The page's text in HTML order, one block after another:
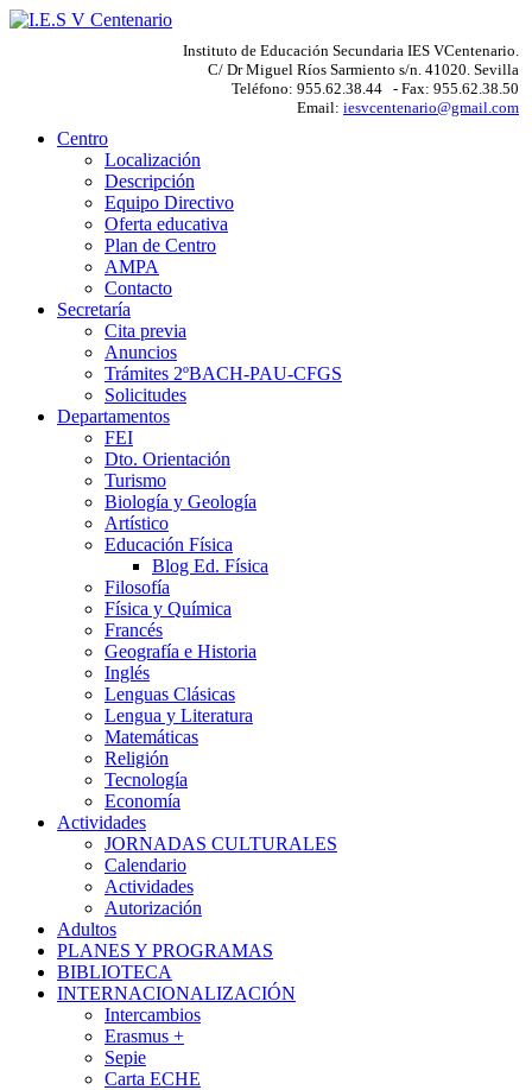
Instituto de Educación Secundaria IES VCentenario.
C/ Dr Miguel Ríos Sarmiento s/n. 41020. Sevilla
Teléfono: 955.62.38.44 - Fax: 955.62.38.50
Email: iesvcentenario@gmail.com
Centro
Localización
Descripción
Equipo Directivo
Oferta educativa
Plan de Centro
AMPA
Contacto
Secretaría
Cita previa
Anuncios
Trámites 2ºBACH-PAU-CFGS
Solicitudes
Departamentos
FEI
Dto. Orientación
Turismo
Biología y Geología
Artístico
Educación Física
Blog Ed. Física
Filosofía
Física y Química
Francés
Geografía e Historia
Inglés
Lenguas Clásicas
Lengua y Literatura
Matemáticas
Religión
Tecnología
Economía
Actividades
JORNADAS CULTURALES
Calendario
Actividades
Autorización
Adultos
PLANES Y PROGRAMAS
BIBLIOTECA
INTERNACIONALIZACIÓN
Intercambios
Erasmus +
Sepie
Carta ECHE